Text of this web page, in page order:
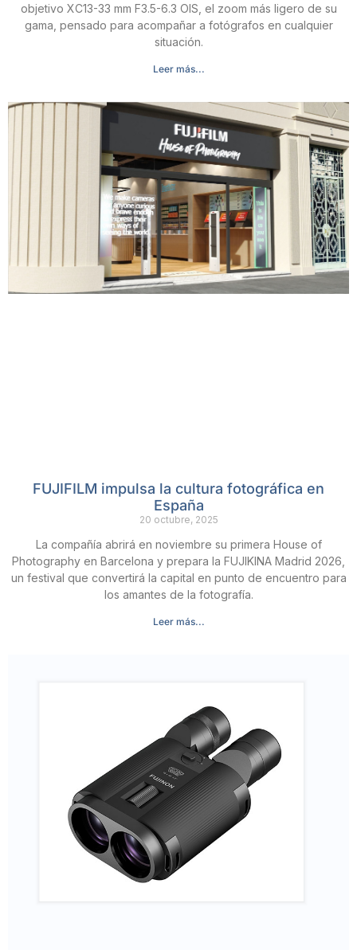
objetivo XC13-33 mm F3.5-6.3 OIS, el zoom más ligero de su
gama, pensado para acompañar a fotógrafos en cualquier
situación.
Leer más...
FUJIFILM impulsa la cultura fotográfica en
España
20 octubre, 2025
La compañía abrirá en noviembre su primera House of
Photography en Barcelona y prepara la FUJIKINA Madrid 2026,
un festival que convertirá la capital en punto de encuentro para
los amantes de la fotografía.
Leer más...